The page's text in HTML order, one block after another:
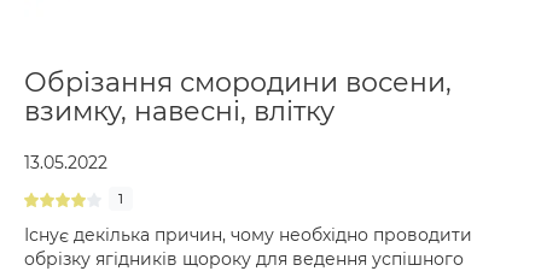
Обрізання смородини восени,
взимку, навесні, влітку
13.05.2022
1
Існує декілька причин, чому необхідно проводити
обрізку ягідників щороку для ведення успішного